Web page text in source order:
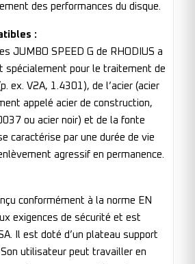
des performances du disque.
:
JUMBO SPEED G de RHODIUS a
spécialement pour le traitement de
ex. V2A, 1.4301), de l’acier (acier
appelé acier de construction,
ou acier noir) et de la fonte
caractérise par une durée de vie
agressif en permanence.
conformément à la norme EN
exigences de sécurité et est
Il est doté d’un plateau support
utilisateur peut travailler en